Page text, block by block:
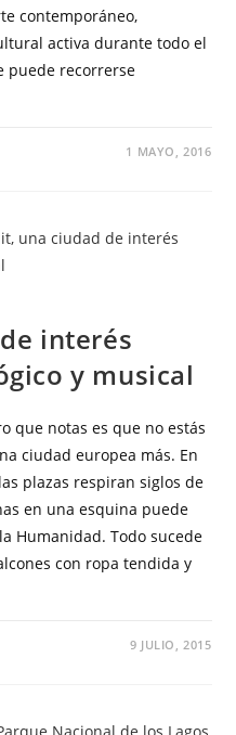
contemporáneo,
activa durante todo el
puede recorrerse
1 MAYO, 2016
interés
y musical
que notas es que no estás
ciudad europea más. En
plazas respiran siglos de
en una esquina puede
Humanidad. Todo sucede
con ropa tendida y
9 JULIO, 2015